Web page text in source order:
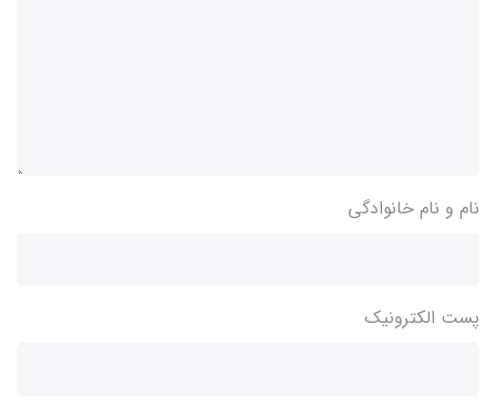
نام و نام خانوادگی
پست الکترونیک